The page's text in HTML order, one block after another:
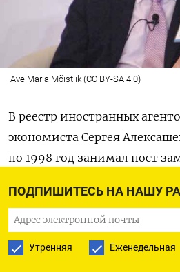
ПОДПИШИТЕСЬ НА НАШУ
Утренняя Еженедельная
Ave Maria Mõistlik (CC BY-SA 4.0)
В реестр иностранных
экономиста Сергея
по 1998 год занимал пост
объявил иноагентами
Манского, журналистку
политика и председателя